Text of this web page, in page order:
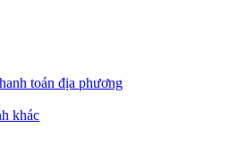
toán địa phương
khác